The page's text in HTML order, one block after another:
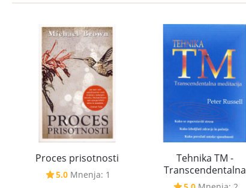
Proces prisotnosti
5.0 Mnenja: 1
Tehnika TM -
Transcendentalna
meditacija